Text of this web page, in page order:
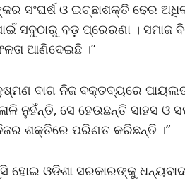
ସଂଘର୍ଷ ଓ ଇଚ୍ଛାଶକ୍ତି ଢେର
ବଡ଼ ପ୍ରେରଣା । ସମାଜ
ଆଣିଦେଇଛି ।”
ବାଗ ନିଜ ବକ୍ତବ୍ୟରେ
ନୁହଁନ୍ତି, ସେ ହେଉଛନ୍ତି ସାହସ ଓ
ଶକ୍ତିରେ ପରିଣତ କରିଛନ୍ତି ।”
ହୋଇ ଓଡିଶା ସରକାରଙ୍କୁ